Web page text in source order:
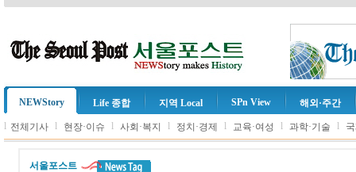
NEWStory Life 종합 지역 Local SPn View 해외·주간
l 전체기사 l 현장·이슈 l 사회·복지 l 정치·경제 l 교육·여성 l 과학·기술 l
서울포스트